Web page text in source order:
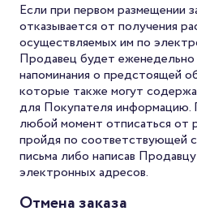
Если при первом размещении
отказывается от получения
осуществляемых им по
Продавец будет еженедельно
напоминания о предстоящей
которые также могут
для Покупателя информацию.
любой момент отписаться от
пройдя по соответствующей
письма либо написав
электронных адресов.
Отмена заказа